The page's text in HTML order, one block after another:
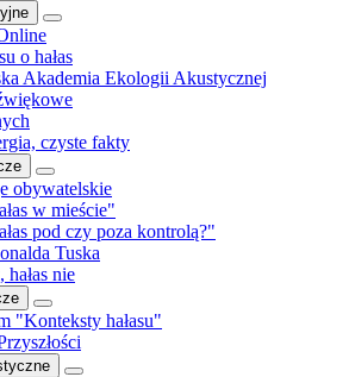
o hałas
Akademia Ekologii Akustycznej
czyste fakty
obywatelskie
w mieście"
pod czy poza kontrolą?"
Tuska
nie
"Konteksty hałasu"